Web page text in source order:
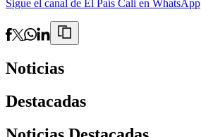
Sigue el canal de El País Cali en WhatsApp
Noticias
Destacadas